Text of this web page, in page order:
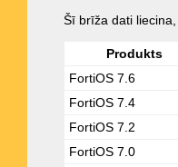
Šī brīža dati
Produkts
FortiOS 7.6
FortiOS 7.4
FortiOS 7.2
FortiOS 7.0